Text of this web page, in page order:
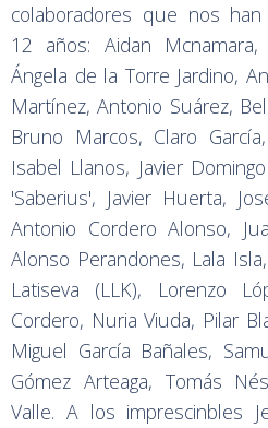
colaboradores que nos
12 años: Aidan
Ángela de la Torre Jardino,
Martínez, Antonio Suárez,
Bruno Marcos, Claro
Isabel Llanos, Javier
'Saberius', Javier Huerta,
Antonio Cordero Alonso,
Alonso Perandones, Lala
Latiseva (LLK), Lorenzo
Cordero, Nuria Viuda, Pilar
Miguel García Bañales,
Gómez Arteaga, Tomás
Valle. A los imprescinbles